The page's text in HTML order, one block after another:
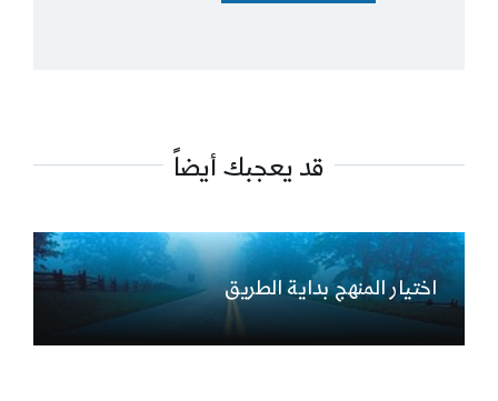
قد يعجبك أيضاً
اختيار المنهج بداية الطريق